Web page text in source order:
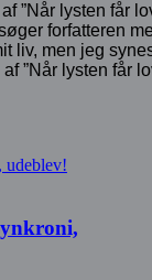
”Når lysten
forfatteren
liv, men jeg
”Når lysten får